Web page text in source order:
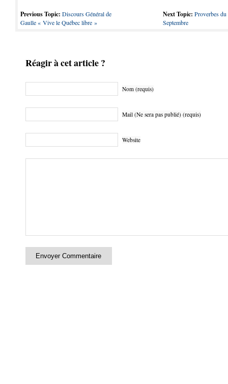
Previous Topic: Discours Général de
Gaulle « Vive le Québec libre »
Next Topic: Proverbes
Septembre
Réagir à cet article ?
Nom (requis)
Mail (Ne sera pas publié) (requis)
Website